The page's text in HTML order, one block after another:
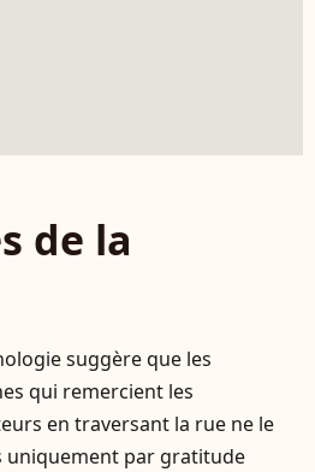
de la
suggère que les
qui remercient les
en traversant la rue ne le
uniquement par gratitude